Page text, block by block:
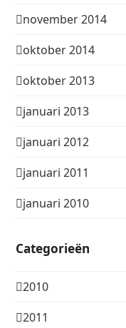
november 2014
oktober 2014
oktober 2013
januari 2013
januari 2012
januari 2011
januari 2010
Categorieën
2010
2011